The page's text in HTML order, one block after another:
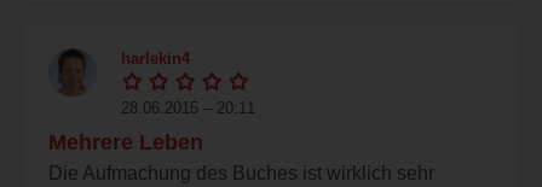
harlekin4
28.06.2015 – 20:11
Mehrere Leben
Die Aufmachung des Buches ist wirklich sehr